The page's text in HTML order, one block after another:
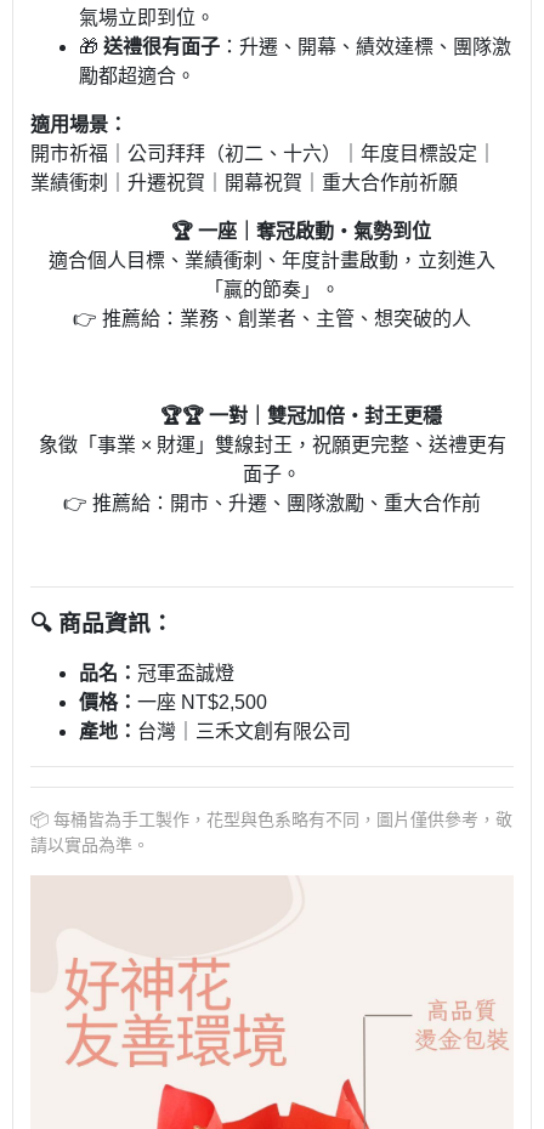
氣場立即到位。
🎁 送禮很有面子 ：升遷、開幕、績效達標、團隊激
勵都超適合。
適用場景：
開市祈福｜公司拜拜（初二、十六）｜年度目標設定｜
業績衝刺｜升遷祝賀｜開幕祝賀｜重大合作前祈願
🏆 一座｜奪冠啟動・氣勢到位
適合個人目標、業績衝刺、年度計畫啟動，立刻進入
「贏的節奏」。
👉 推薦給：業務、創業者、主管、想突破的人
🏆🏆 一對｜雙冠加倍・封王更穩
象徵「事業 × 財運」雙線封王，祝願更完整、送禮更有
面子。
👉 推薦給：開市、升遷、團隊激勵、重大合作前
🔍 商品資訊：
品名： 冠軍盃誠燈
價格： 一座 NT$2,500
產地： 台灣｜三禾文創有限公司
📦 每桶皆為手工製作，花型與色系略有不同，圖片僅供參考，敬
請以實品為準。